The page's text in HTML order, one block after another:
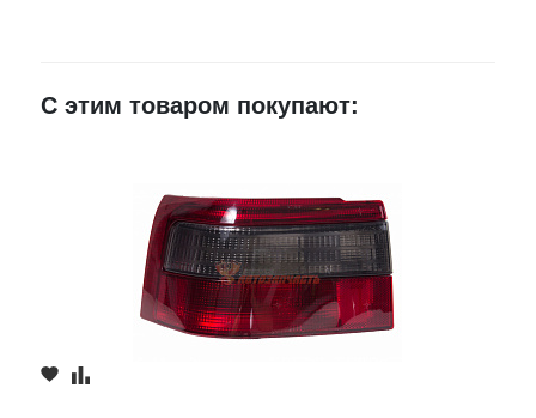
г.Лиски, ул.
Титова, д. 30/1
Комментарий
С этим товаром покупают: